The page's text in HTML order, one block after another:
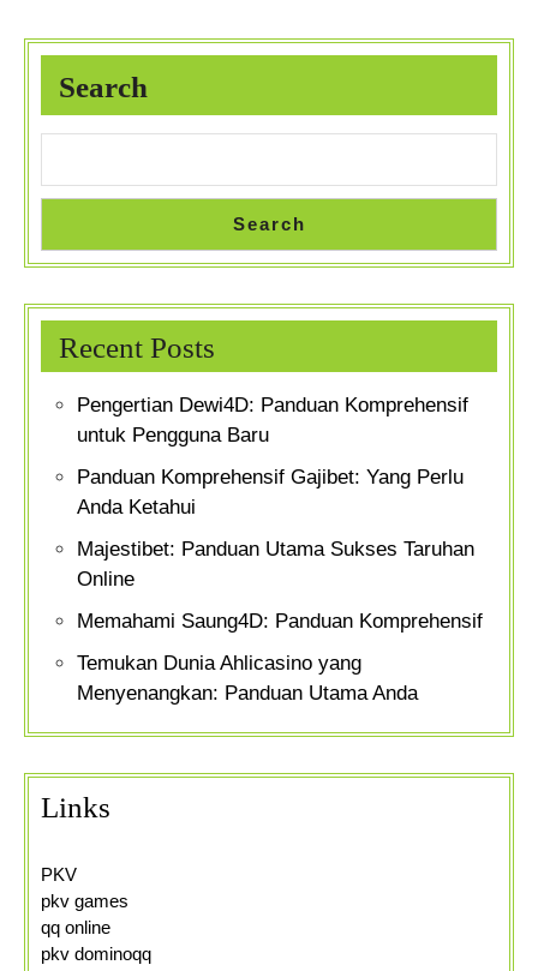
Search
Search
Recent Posts
Pengertian Dewi4D: Panduan Komprehensif
untuk Pengguna Baru
Panduan Komprehensif Gajibet: Yang Perlu
Anda Ketahui
Majestibet: Panduan Utama Sukses Taruhan
Online
Memahami Saung4D: Panduan Komprehensif
Temukan Dunia Ahlicasino yang
Menyenangkan: Panduan Utama Anda
Links
PKV
pkv games
qq online
pkv dominoqq